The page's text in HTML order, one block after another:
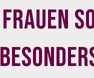
Frauen